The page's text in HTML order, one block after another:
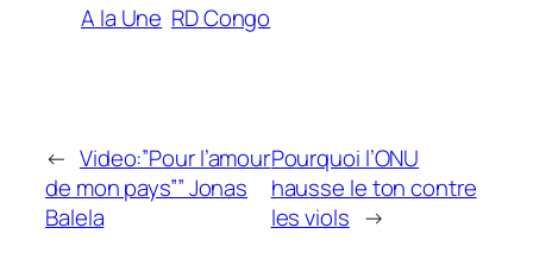
A la Une RD Congo
← Video:”Pour l’amour
de mon pays”” Jonas
Balela
Pourquoi l’ONU
hausse le ton contre
les viols →